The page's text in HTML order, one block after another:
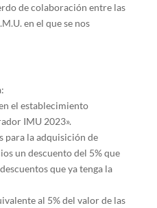
de colaboración entre las
en el que se nos
el establecimiento
IMU 2023».
para la adquisición de
un descuento del 5% que
que ya tenga la
al 5% del valor de las